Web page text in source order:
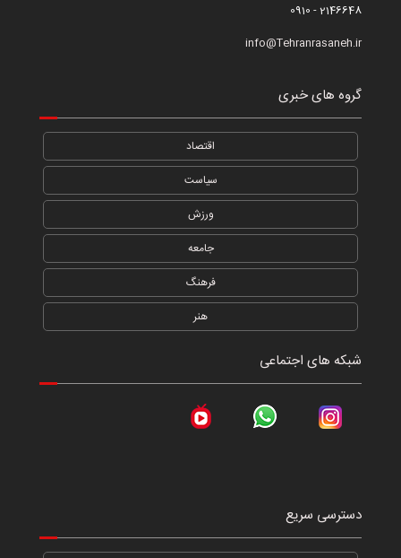
2146648 - 0910
info@Tehranrasaneh.ir
گروه های خبری
اقتصاد
سیاست
ورزش
جامعه
فرهنگ
هنر
شبکه های اجتماعی
دسترسی سریع